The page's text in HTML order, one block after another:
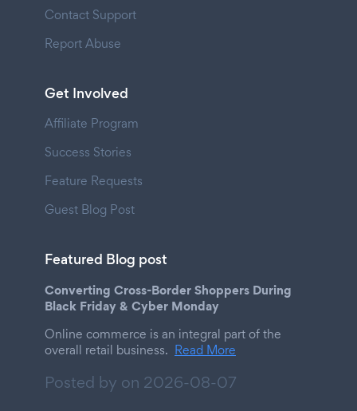
Contact Support
Report Abuse
Get Involved
Affiliate Program
Success Stories
Feature Requests
Guest Blog Post
Featured Blog post
Converting Cross-Border Shoppers During
Black Friday & Cyber Monday
Online commerce is an integral part of the
overall retail business. Read More
Posted by on 2026-08-07